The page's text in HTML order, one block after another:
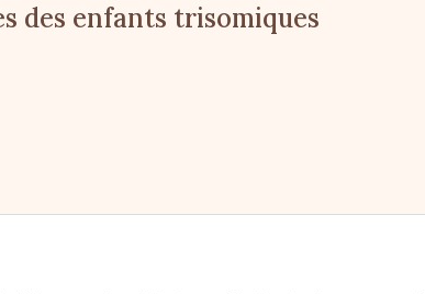
des enfants trisomiques